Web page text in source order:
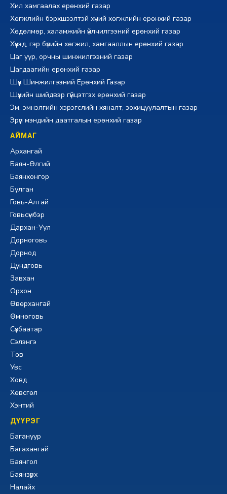
Хил хамгаалах ерөнхий газар
Хөгжлийн бэрхшээлтэй хүний хөгжлийн ерөнхий газар
Хөдөлмөр, халамжийн үйлчилгээний ерөнхий газар
Хүүхэд, гэр бүлийн хөгжил, хамгааллын ерөнхий газар
Цаг уур, орчны шинжилгээний газар
Цагдаагийн ерөнхий газар
Шүүх Шинжилгээний Ерөнхий Газар
Шүүхийн шийдвэр гүйцэтгэх ерөнхий газар
Эм, эмнэлгийн хэрэгслийн хяналт, зохицуулалтын газар
Эрүүл мэндийн даатгалын ерөнхий газар
АЙМАГ
Архангай
Баян-Өлгий
Баянхонгор
Булган
Говь-Алтай
Говьсүмбэр
Дархан-Уул
Дорноговь
Дорнод
Дундговь
Завхан
Орхон
Өвөрхангай
Өмнөговь
Сүхбаатар
Сэлэнгэ
Төв
Увс
Ховд
Хөвсгөл
Хэнтий
ДҮҮРЭГ
Багануур
Багахангай
Баянгол
Баянзүрх
Налайх